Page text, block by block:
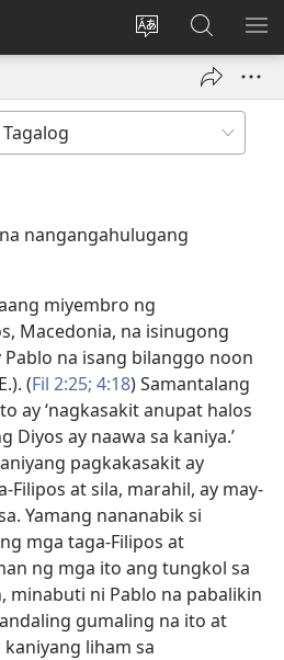
Baguhin
ng
Mag-
log
bubukas
sa
JW.ORG
nangangahulugang
miyembro ng
Macedonia, na isinugong
na isang bilanggo noon
(Fil 2:25; 4:18) Samantalang
ay ‘nagkasakit anupat halos
Diyos ay naawa sa kaniya.’
pagkakasakit ay
Filipos at sila, marahil, ay may-
Yamang nananabik si
mga taga-Filipos at
ng mga ito ang tungkol sa
minabuti ni Pablo na pabalikin
gumaling na ito at
liham sa